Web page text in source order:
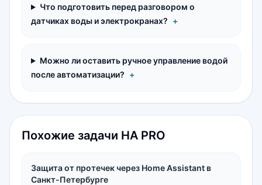
Что подготовить перед разговором о
датчиках воды и электрокранах? +
Можно ли оставить ручное управление водой
после автоматизации? +
Похожие задачи HA PRO
Защита от протечек через Home Assistant в
Санкт-Петербурге